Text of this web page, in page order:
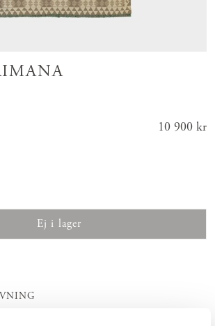
Pris:
10 900 kr
Ej i lager
i 100% ull. Tillverkad i Maïmana-regionen i